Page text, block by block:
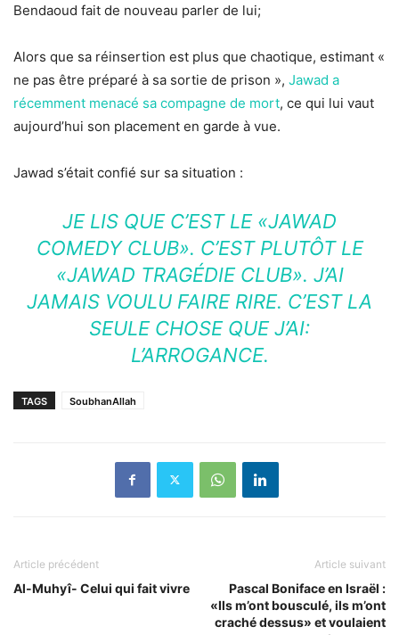
Bendaoud fait de nouveau parler de lui;
Alors que sa réinsertion est plus que chaotique, estimant «
ne pas être préparé à sa sortie de prison », Jawad a
récemment menacé sa compagne de mort, ce qui lui vaut
aujourd’hui son placement en garde à vue.
Jawad s’était confié sur sa situation :
JE LIS QUE C’EST LE «JAWAD
COMEDY CLUB». C’EST PLUTÔT LE
«JAWAD TRAGÉDIE CLUB». J’AI
JAMAIS VOULU FAIRE RIRE. C’EST LA
SEULE CHOSE QUE J’AI:
L’ARROGANCE.
TAGS SoubhanAllah
Article précédent
Al-Muhyî- Celui qui fait vivre
Article suivant
Pascal Boniface en Israël :
«Ils m’ont bousculé, ils m’ont
craché dessus» et voulaient